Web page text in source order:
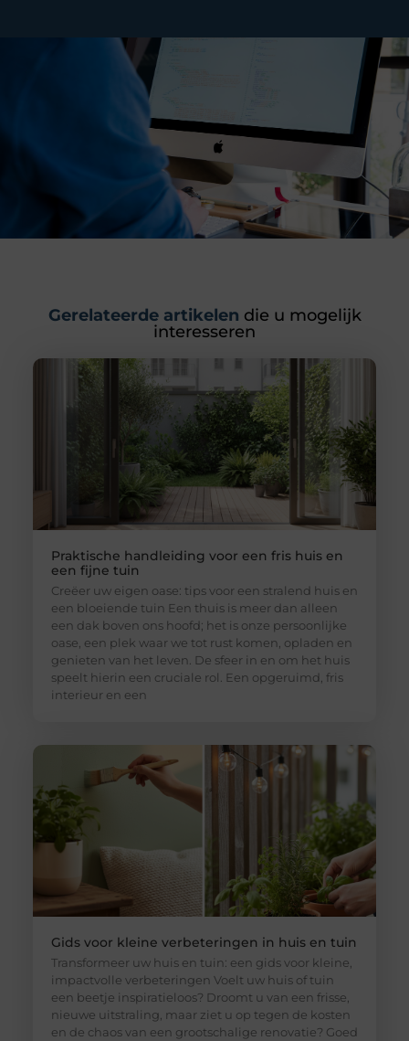
Gerelateerde artikelen die u mogelijk
interesseren
Praktische handleiding voor een fris huis en
een fijne tuin
Creëer uw eigen oase: tips voor een stralend huis en
een bloeiende tuin Een thuis is meer dan alleen
een dak boven ons hoofd; het is onze persoonlijke
oase, een plek waar we tot rust komen, opladen en
genieten van het leven. De sfeer in en om het huis
speelt hierin een cruciale rol. Een opgeruimd, fris
interieur en een
Gids voor kleine verbeteringen in huis en tuin
Transformeer uw huis en tuin: een gids voor kleine,
impactvolle verbeteringen Voelt uw huis of tuin
een beetje inspiratieloos? Droomt u van een frisse,
nieuwe uitstraling, maar ziet u op tegen de kosten
en de chaos van een grootschalige renovatie? Goed